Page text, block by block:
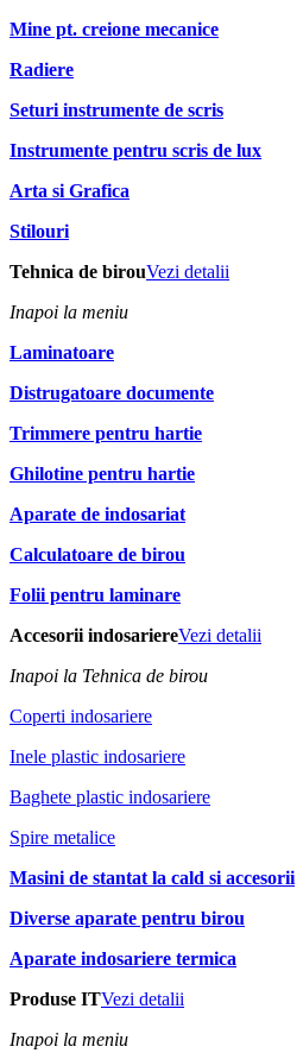
Mine pt. creione mecanice
Radiere
Seturi instrumente de scris
Instrumente pentru scris de lux
Arta si Grafica
Stilouri
Tehnica de birouVezi detalii
Inapoi la meniu
Laminatoare
Distrugatoare documente
Trimmere pentru hartie
Ghilotine pentru hartie
Aparate de indosariat
Calculatoare de birou
Folii pentru laminare
Accesorii indosariereVezi detalii
Inapoi la Tehnica de birou
Coperti indosariere
Inele plastic indosariere
Baghete plastic indosariere
Spire metalice
Masini de stantat la cald si accesorii
Diverse aparate pentru birou
Aparate indosariere termica
Produse ITVezi detalii
Inapoi la meniu